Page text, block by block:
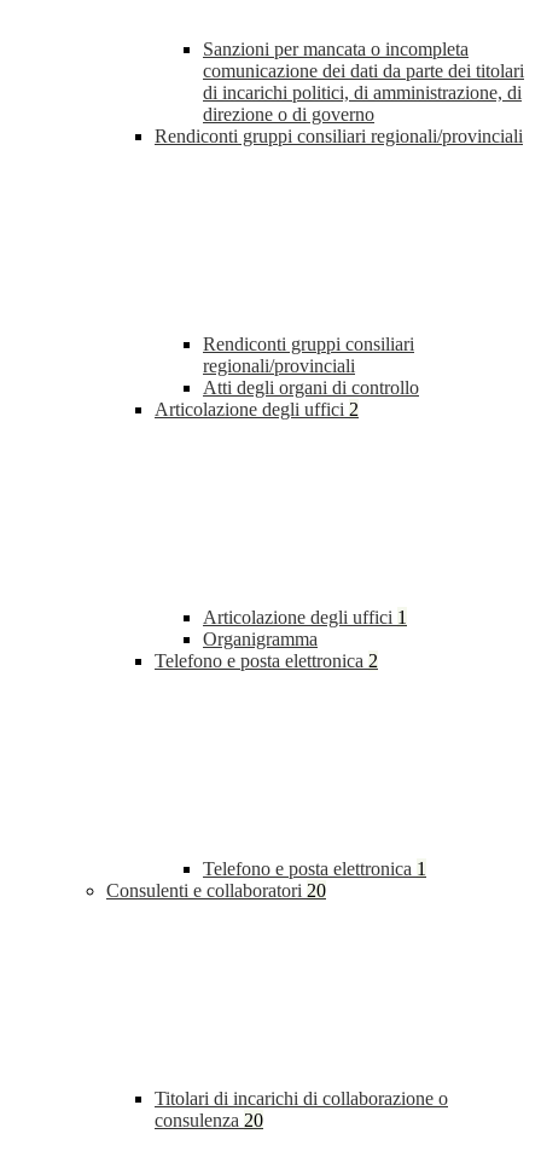
Sanzioni per mancata o incompleta
comunicazione dei dati da parte dei titolari
di incarichi politici, di amministrazione, di
direzione o di governo
Rendiconti gruppi consiliari regionali/provinciali
Rendiconti gruppi consiliari
regionali/provinciali
Atti degli organi di controllo
Articolazione degli uffici 2
Articolazione degli uffici 1
Organigramma
Telefono e posta elettronica 2
Telefono e posta elettronica 1
Consulenti e collaboratori 20
Titolari di incarichi di collaborazione o
consulenza 20